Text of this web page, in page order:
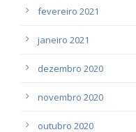
fevereiro 2021
janeiro 2021
dezembro 2020
novembro 2020
outubro 2020